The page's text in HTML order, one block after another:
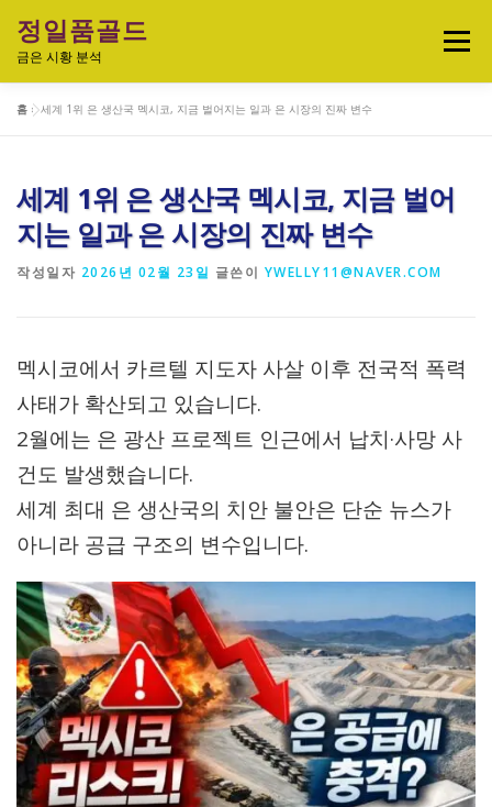
정일품골드
금은 시황 분석
메뉴
오늘의 금은시세 분석 금은 투자정보
정일품골드 제품관
홈 »세계 1위 은 생산국 멕시코, 지금 벌어지는 일과 은 시장의 진짜 변수
세계 1위 은 생산국 멕시코, 지금 벌어
지는 일과 은 시장의 진짜 변수
작성일자 2026년 02월 23일 글쓴이 YWELLY11@NAVER.COM
멕시코에서 카르텔 지도자 사살 이후 전국적 폭력
사태가 확산되고 있습니다.
2월에는 은 광산 프로젝트 인근에서 납치·사망 사
건도 발생했습니다.
세계 최대 은 생산국의 치안 불안은 단순 뉴스가
아니라 공급 구조의 변수입니다.